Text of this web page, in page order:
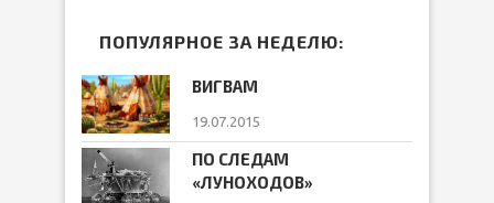
ПОПУЛЯРНОЕ ЗА НЕДЕЛЮ:
ВИГВАМ
19.07.2015
ПО СЛЕДАМ
«ЛУНОХОДОВ»